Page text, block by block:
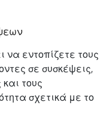
να εντοπίζετε τους
σε συσκέψεις,
τους
σχετικά με το